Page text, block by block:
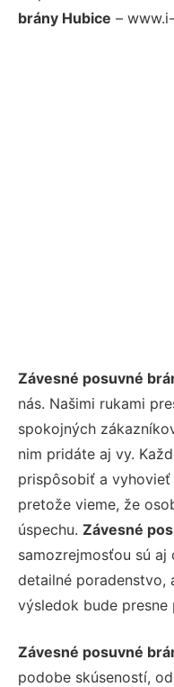
brány Hubice –
Závesné posuvné
nás. Našimi rukami
spokojných
nim pridáte aj vy.
prispôsobiť a vyhovieť
pretože vieme, že
úspechu. Závesné
samozrejmosťou sú
detailné poradenstvo,
výsledok bude
Závesné posuvné
podobe skúseností,